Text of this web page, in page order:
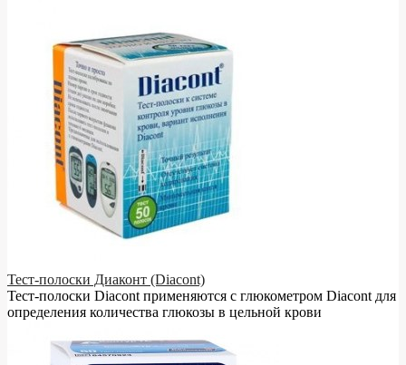
Тест-полоски Диаконт (Diacont)
Тест-полоски Diacont применяются с глюкометром Diacont для
определения количества глюкозы в цельной крови